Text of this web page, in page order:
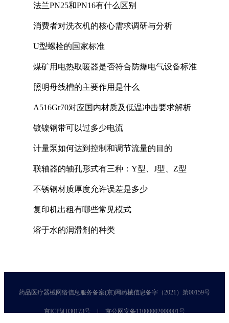
法兰PN25和PN16有什么区别
消费者对洗衣机的核心需求调研与分析
U型螺栓的国家标准
煤矿用电热取暖器是否符合防爆电气设备标准
照明母线槽的主要作用是什么
A516Gr70对应国内材质及低温冲击要求解析
镀镍钢带可以过多少电流
计量泵如何达到控制和调节流量的目的
联轴器的轴孔形式有三种：Y型、J型、Z型
不锈钢材质厚度允许误差是多少
复印机出租有哪些常见模式
溶于水的润滑剂的种类
药品医疗器械网络信息服务备案(京)网药械信息备字（2021）第00159号
京ICP证030173号 京公网安备11000002000001号